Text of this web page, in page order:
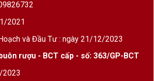
mài – Biểu trưng của sự sang
tế
2021
và Đầu Tư : ngày 21/12/2023
rượu - BCT cấp - số: 363/GP-BCT